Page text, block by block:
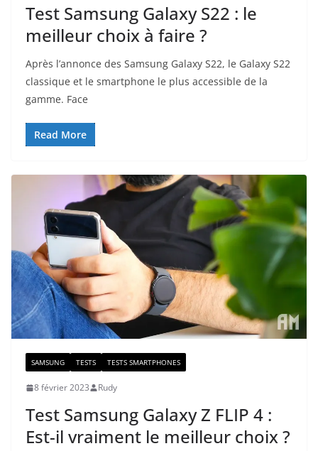
Test Samsung Galaxy S22 : le
meilleur choix à faire ?
Après l’annonce des Samsung Galaxy S22, le Galaxy S22
classique et le smartphone le plus accessible de la
gamme. Face
Read More
SAMSUNG TESTS TESTS SMARTPHONES
8 février 2023 Rudy
Test Samsung Galaxy Z FLIP 4 :
Est-il vraiment le meilleur choix ?